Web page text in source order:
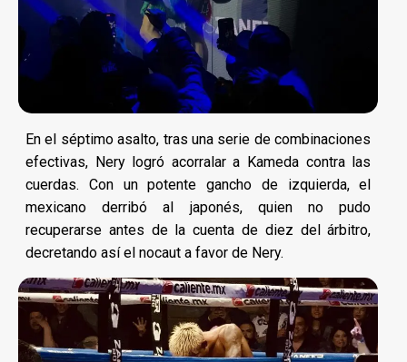
En el séptimo asalto, tras una serie de combinaciones
efectivas, Nery logró acorralar a Kameda contra las
cuerdas. Con un potente gancho de izquierda, el
mexicano derribó al japonés, quien no pudo
recuperarse antes de la cuenta de diez del árbitro,
decretando así el nocaut a favor de Nery.